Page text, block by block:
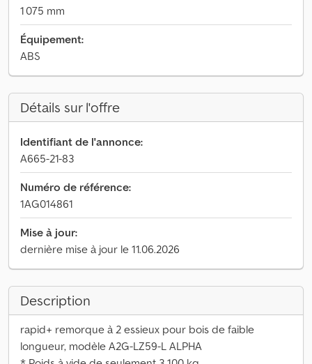
1 075 mm
Équipement:
ABS
Détails sur l'offre
Identifiant de l'annonce:
A665-21-83
Numéro de référence:
1AG014861
Mise à jour:
dernière mise à jour le 11.06.2026
Description
rapid+ remorque à 2 essieux pour bois de faible
longueur, modèle A2G-LZ59-L ALPHA